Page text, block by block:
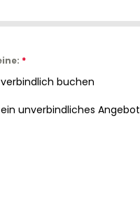
*
buchen
unverbindliches Angebot